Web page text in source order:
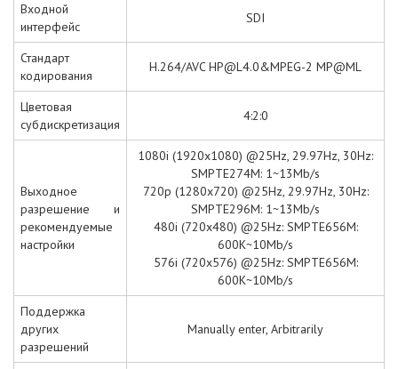
Входной
интерфейс
SDI
Стандарт
кодирования
H.264/AVC HP@L4.0&MPEG-2 MP@ML
Цветовая
субдискретизация
4:2:0
Выходное
разрешение и
рекомендуемые
настройки
1080i (1920x1080) @25Hz, 29.97Hz, 30Hz:
SMPTE274M: 1~13Mb/s
720p (1280x720) @25Hz, 29.97Hz, 30Hz:
SMPTE296M: 1~13Mb/s
480i (720x480) @25Hz: SMPTE656M:
600K~10Mb/s
576i (720x576) @25Hz: SMPTE656M:
600K~10Mb/s
Поддержка
других
разрешений
Manually enter, Arbitrarily